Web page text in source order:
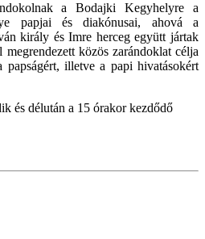
a Bodajki Kegyhelyre a
papjai és diakónusai, ahová a
király és Imre herceg együtt jártak
közös zarándoklat célja
illetve a papi hivatásokért
és délután a 15 órakor kezdődő